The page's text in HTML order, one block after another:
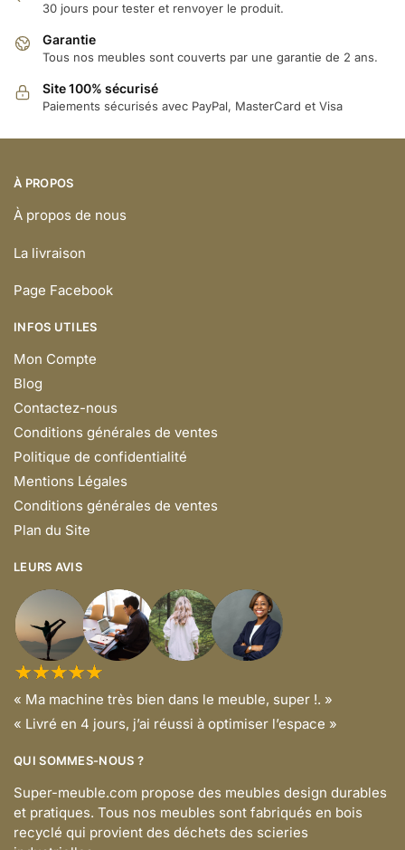
30 jours pour tester et renvoyer le produit.
Garantie
Tous nos meubles sont couverts par une garantie de 2 ans.
Site 100% sécurisé
Paiements sécurisés avec PayPal, MasterCard et Visa
À PROPOS
À propos de nous
La livraison
Page Facebook
INFOS UTILES
Mon Compte
Blog
Contactez-nous
Conditions générales de ventes
Politique de confidentialité
Mentions Légales
Conditions générales de ventes
Plan du Site
LEURS AVIS
« Ma machine très bien dans le meuble, super !. »
« Livré en 4 jours, j’ai réussi à optimiser l’espace »
QUI SOMMES-NOUS ?
Super-meuble.com propose des meubles design durables
et pratiques. Tous nos meubles sont fabriqués en bois
recyclé qui provient des déchets des scieries